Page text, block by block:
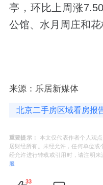
亭，环比上周涨
公馆、水月周庄和花
来源：乐居新媒体
北京二手房区域看房报
重要提示：
本文仅代表作者个人观
居财经所有。未经允许，任何单位或
经允许进行转载或引用时，请注明来
服
33